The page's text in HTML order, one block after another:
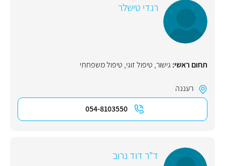
רנדי טישלר
תחום ראשי: גישור, טיפול זוגי, טיפול משפחתי
רעננה
054-8103550
ד"ר דוד נרוב